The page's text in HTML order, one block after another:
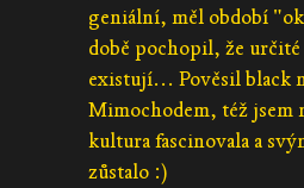
geniální, měl období
době pochopil, že
existují... Pověsil black
Mimochodem, též jsem
kultura fascinovala a
zůstalo :)